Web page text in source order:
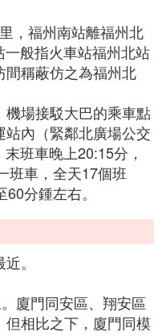
，福州南站離福州北
般指火車站福州北站
稱蔽仿之為福州北
場接駁大巴的乘車點
內（緊鄰北廣場公交
班車晚上20:15分，
班車，全天17個班
分鍾左右。
。
廈門同安區、翔安區
相比之下，廈門同模